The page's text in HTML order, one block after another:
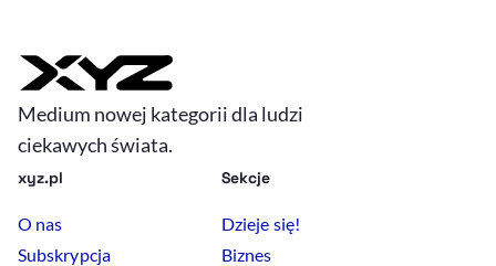
Medium nowej kategorii dla ludzi
ciekawych świata.
xyz.pl
O nas
Subskrypcja
Sekcje
Dzieje się!
Biznes